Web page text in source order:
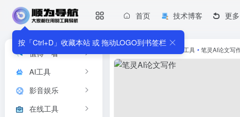
按「Ctrl+D」收藏本站 或 拖动LOGO到书签栏
首页 技术博客 更
值得一看
AI工具
影音娱乐
在线工具
AI论文工具 • 笔灵AI论文写
笔灵AI论文写作
笔灵AI论文写作，国内领先的AI论文写作助手。我们提供专业的ai论文写